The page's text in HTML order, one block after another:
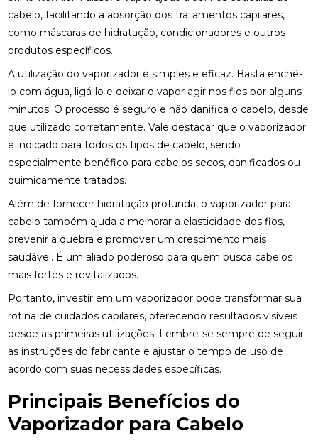
cabelo, facilitando a absorção dos tratamentos capilares,
como máscaras de hidratação, condicionadores e outros
produtos específicos.
A utilização do vaporizador é simples e eficaz. Basta enchê-
lo com água, ligá-lo e deixar o vapor agir nos fios por alguns
minutos. O processo é seguro e não danifica o cabelo, desde
que utilizado corretamente. Vale destacar que o vaporizador
é indicado para todos os tipos de cabelo, sendo
especialmente benéfico para cabelos secos, danificados ou
quimicamente tratados.
Além de fornecer hidratação profunda, o vaporizador para
cabelo também ajuda a melhorar a elasticidade dos fios,
prevenir a quebra e promover um crescimento mais
saudável. É um aliado poderoso para quem busca cabelos
mais fortes e revitalizados.
Portanto, investir em um vaporizador pode transformar sua
rotina de cuidados capilares, oferecendo resultados visíveis
desde as primeiras utilizações. Lembre-se sempre de seguir
as instruções do fabricante e ajustar o tempo de uso de
acordo com suas necessidades específicas.
Principais Benefícios do
Vaporizador para Cabelo